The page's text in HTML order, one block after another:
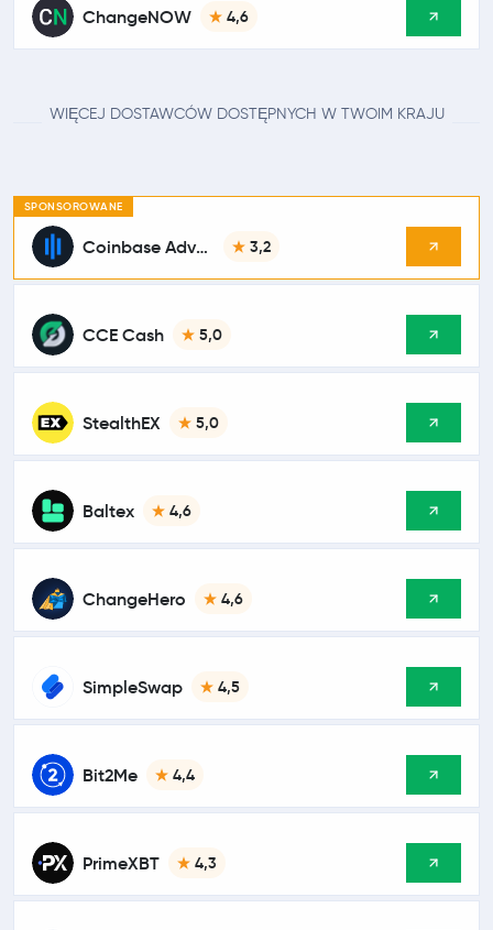
ChangeNOW 4,6
WIĘCEJ DOSTAWCÓW DOSTĘPNYCH W TWOIM KRAJU
SPONSOROWANE
Coinbase Advanced 3,2
CCE Cash 5,0
StealthEX 5,0
Baltex 4,6
ChangeHero 4,6
SimpleSwap 4,5
Bit2Me 4,4
PrimeXBT 4,3